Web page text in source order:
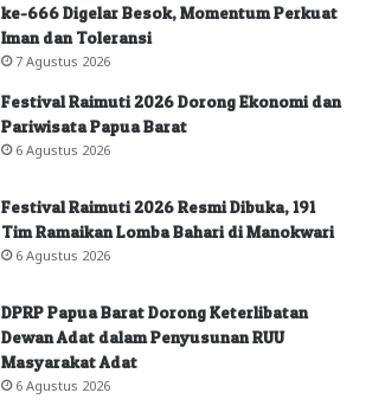
ke-666 Digelar Besok, Momentum Perkuat
Iman dan Toleransi
7 Agustus 2026
Festival Raimuti 2026 Dorong Ekonomi dan
Pariwisata Papua Barat
6 Agustus 2026
Festival Raimuti 2026 Resmi Dibuka, 191
Tim Ramaikan Lomba Bahari di Manokwari
6 Agustus 2026
DPRP Papua Barat Dorong Keterlibatan
Dewan Adat dalam Penyusunan RUU
Masyarakat Adat
6 Agustus 2026